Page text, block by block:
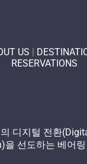
US
RESERVATIONS
디지털 전환
을 선도하는 베어